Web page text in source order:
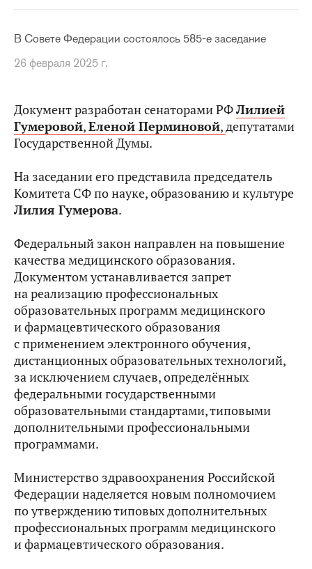
В Совете Федерации состоялось 585-е заседание
26 февраля 2025 г.
Документ разработан сенаторами РФЛилией
Гумеровой,Еленой Перминовой,депутатами
Государственной Думы.
На заседании его представила председатель
Комитета СФ по науке, образованию и культуре
Лилия Гумерова.
Федеральный закон направлен на повышение
качества медицинского образования.
Документом устанавливается запрет
на реализацию профессиональных
образовательных программ медицинского
и фармацевтического образования
с применением электронного обучения,
дистанционных образовательных технологий,
за исключением случаев, определённых
федеральными государственными
образовательными стандартами, типовыми
дополнительными профессиональными
программами.
Министерство здравоохранения Российской
Федерации наделяется новым полномочием
по утверждению типовых дополнительных
профессиональных программ медицинского
и фармацевтического образования.